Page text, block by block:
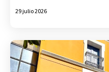
29 julio 2026